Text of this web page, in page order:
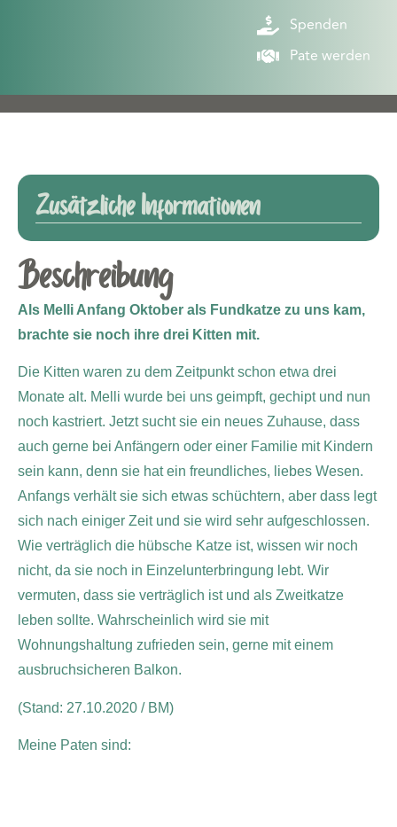
Spenden
Pate werden
Zusätzliche Informationen
Beschreibung
Als Melli Anfang Oktober als Fundkatze zu uns kam,
brachte sie noch ihre drei Kitten mit.
Die Kitten waren zu dem Zeitpunkt schon etwa drei
Monate alt. Melli wurde bei uns geimpft, gechipt und nun
noch kastriert. Jetzt sucht sie ein neues Zuhause, dass
auch gerne bei Anfängern oder einer Familie mit Kindern
sein kann, denn sie hat ein freundliches, liebes Wesen.
Anfangs verhält sie sich etwas schüchtern, aber dass legt
sich nach einiger Zeit und sie wird sehr aufgeschlossen.
Wie verträglich die hübsche Katze ist, wissen wir noch
nicht, da sie noch in Einzelunterbringung lebt. Wir
vermuten, dass sie verträglich ist und als Zweitkatze
leben sollte. Wahrscheinlich wird sie mit
Wohnungshaltung zufrieden sein, gerne mit einem
ausbruchsicheren Balkon.
(Stand: 27.10.2020 / BM)
Meine Paten sind: